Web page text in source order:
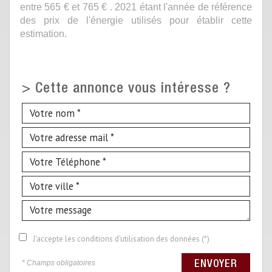
entre 565 € et 765 € . 2021 étant l'année de référence
des prix de l'énergie utilisés pour établir cette
estimation.
> Cette annonce vous intéresse ?
J'accepte les conditions d'utilisation des données (*)
* Champs obligatoires ENVOYER